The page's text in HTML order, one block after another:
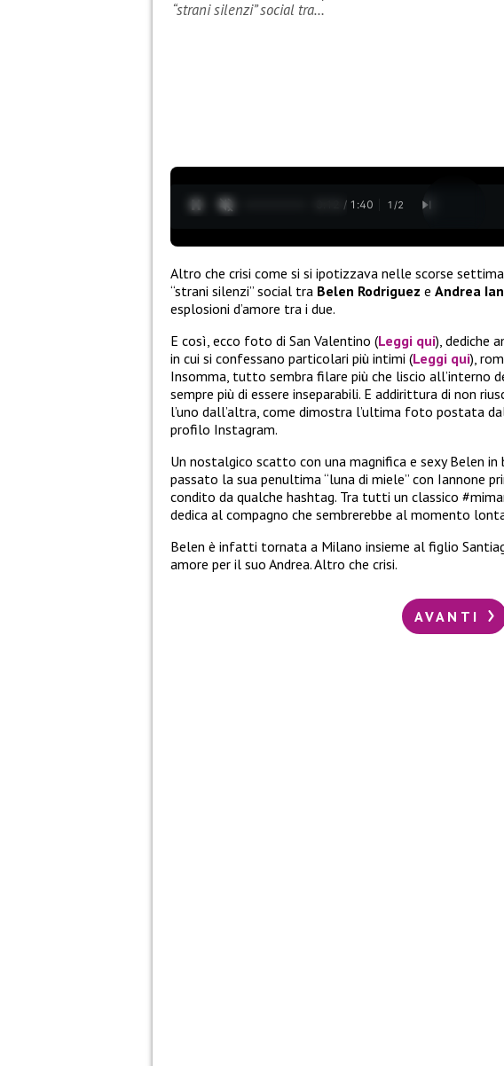
“strani silenzi” social tra…
0:13 / 1:40 1 /2
Altro che crisi come si si ipotizzava nelle scorse
“strani silenzi” social tra Belen Rodriguez e Andrea
esplosioni d’amore tra i due.
E così, ecco foto di San Valentino (Leggi qui), dediche
in cui si confessano particolari più intimi (Leggi qui),
Insomma, tutto sembra filare più che liscio all’interno
sempre più di essere inseparabili. E addirittura di non
l’uno dall’altra, come dimostra l’ultima foto postata
profilo Instagram.
Un nostalgico scatto con una magnifica e sexy Belen
passato la sua penultima “luna di miele” con Iannone
condito da qualche hashtag. Tra tutti un classico
dedica al compagno che sembrerebbe al momento
Belen è infatti tornata a Milano insieme al figlio
amore per il suo Andrea. Altro che crisi.
AVANTI